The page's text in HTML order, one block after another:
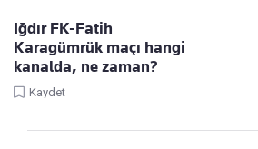
Iğdır FK-Fatih
Karagümrük maçı hangi
kanalda, ne zaman?
Kaydet